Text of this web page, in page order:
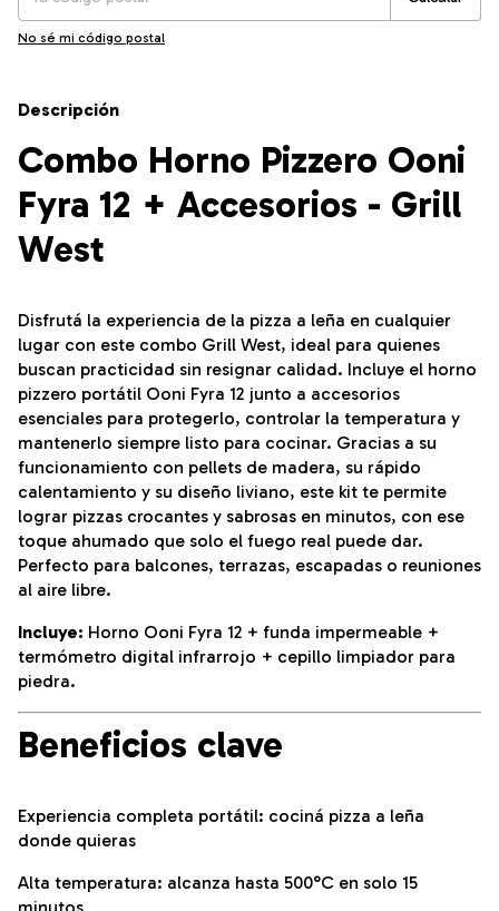
No sé mi código postal
Descripción
Combo Horno Pizzero Ooni
Fyra 12 + Accesorios - Grill
West
Disfrutá la experiencia de la pizza a leña en cualquier
lugar con este combo Grill West, ideal para quienes
buscan practicidad sin resignar calidad. Incluye el horno
pizzero portátil Ooni Fyra 12 junto a accesorios
esenciales para protegerlo, controlar la temperatura y
mantenerlo siempre listo para cocinar. Gracias a su
funcionamiento con pellets de madera, su rápido
calentamiento y su diseño liviano, este kit te permite
lograr pizzas crocantes y sabrosas en minutos, con ese
toque ahumado que solo el fuego real puede dar.
Perfecto para balcones, terrazas, escapadas o reuniones
al aire libre.
Incluye: Horno Ooni Fyra 12 + funda impermeable +
termómetro digital infrarrojo + cepillo limpiador para
piedra.
Beneficios clave
Experiencia completa portátil: cociná pizza a leña
donde quieras
Alta temperatura: alcanza hasta 500°C en solo 15